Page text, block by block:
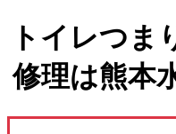
トイレつま
修理は熊本